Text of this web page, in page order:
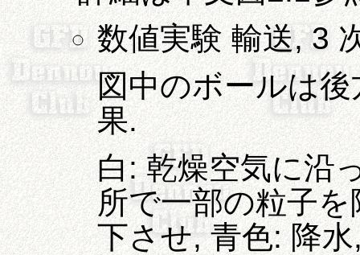
数値実験 輸送, 3
図中のボールは
果.
白: 乾燥空気に沿
所で一部の粒子
下させ, 青色: 降